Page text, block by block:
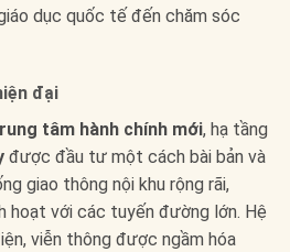
dục quốc tế đến chăm sóc
đại
tâm hành chính mới, hạ tầng
được đầu tư một cách bài bản và
giao thông nội khu rộng rãi,
hoạt với các tuyến đường lớn. Hệ
viễn thông được ngầm hóa